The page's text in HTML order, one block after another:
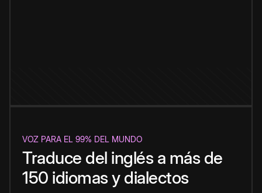
VOZ PARA EL 99% DEL MUNDO
Traduce del inglés a más de
150 idiomas y dialectos